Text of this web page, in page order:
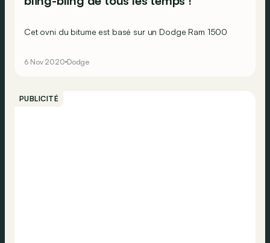
Cet ovni du bitume est basé sur un Dodge Ram 1500
6 Nov 2020 Dodge
PUBLICITÉ